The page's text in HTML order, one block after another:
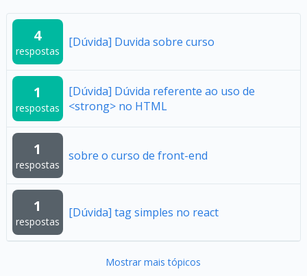
4
respostas
[Dúvida] Duvida sobre curso
1
respostas
[Dúvida] Dúvida referente ao uso de
<strong> no HTML
1
respostas
sobre o curso de front-end
1
respostas
[Dúvida] tag simples no react
Mostrar mais tópicos